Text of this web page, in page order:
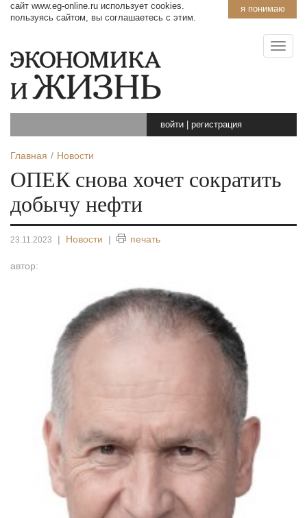
я понимаю
сайт www.eg-online.ru использует cookies.
пользуясь сайтом, вы соглашаетесь с этим.
войти регистрация
Главная Новости
ОПЕК снова хочет сократить
добычу нефти
23.11.2023 | Новости | печать
автор: